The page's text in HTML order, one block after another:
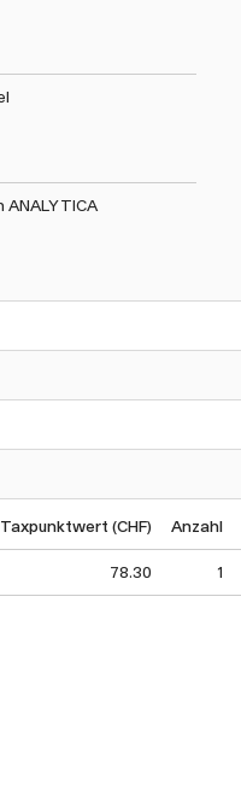
Taxpunktwert (CHF) Anzahl
78.30 1